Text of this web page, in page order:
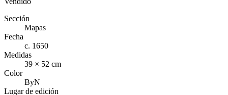
Sección
Mapas
Fecha
c. 1650
Medidas
39 × 52 cm
Color
ByN
Lugar de edición